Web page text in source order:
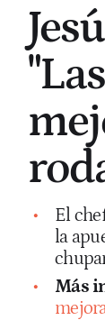
El
la
Más